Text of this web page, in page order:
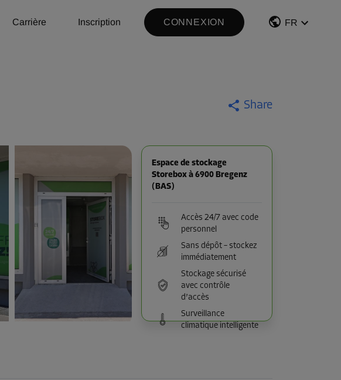
Carrière Inscription CONNEXION FR
Share
Espace de stockage
Storebox à 6900 Bregenz
(BAS)
Accès 24/7 avec code
personnel
Sans dépôt – stockez
immédiatement
Stockage sécurisé
avec contrôle
d’accès
Surveillance
climatique intelligente